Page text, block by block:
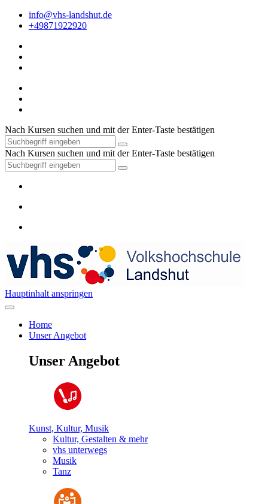
info@vhs-landshut.de
+49871922920
Nach Kursen suchen und mit der Enter-Taste bestätigen
Nach Kursen suchen und mit der Enter-Taste bestätigen
Hauptinhalt anspringen
Home
Unser Angebot
Unser Angebot
Kunst, Kultur, Musik
Kultur, Gestalten & mehr
vhs unterwegs
Musik
Tanz